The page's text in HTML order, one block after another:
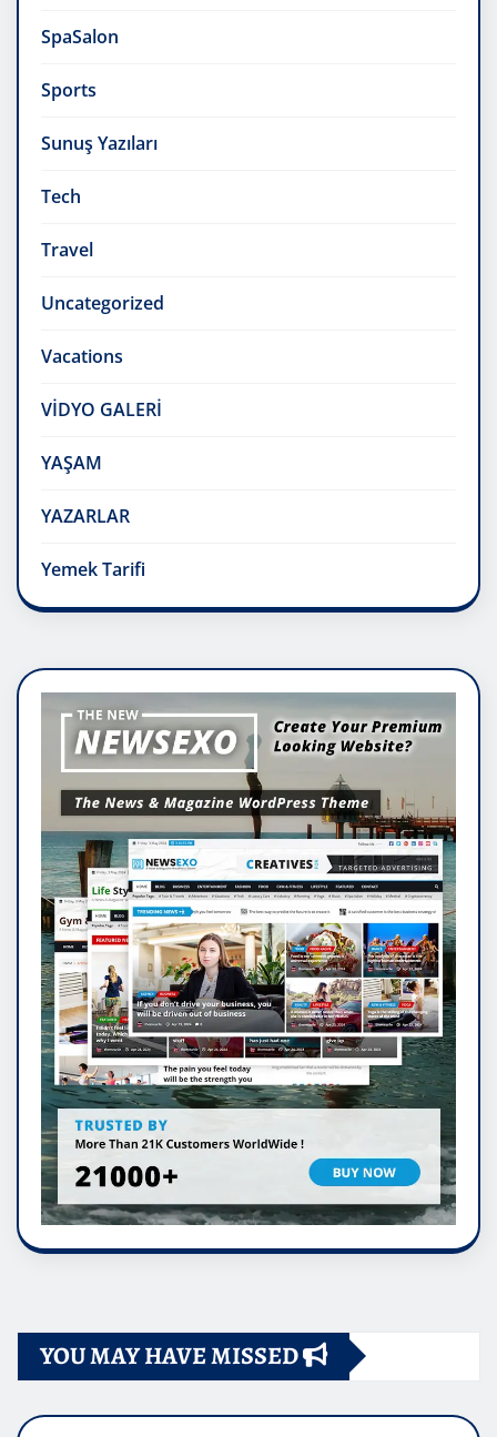
SpaSalon
Sports
Sunuş Yazıları
Tech
Travel
Uncategorized
Vacations
VİDYO GALERİ
YAŞAM
YAZARLAR
Yemek Tarifi
YOU MAY HAVE MISSED